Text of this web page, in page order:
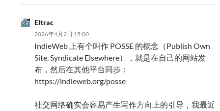
Eltrac
2026年4月2日 15:00
IndieWeb 上有个叫作 POSSE 的概念（Publish Own
Site, Syndicate Elsewhere），就是在自己的网站发
布，然后在其他平台同步：
https://indieweb.org/posse
社交网络确实会容易产生写作方向上的引导，我最近